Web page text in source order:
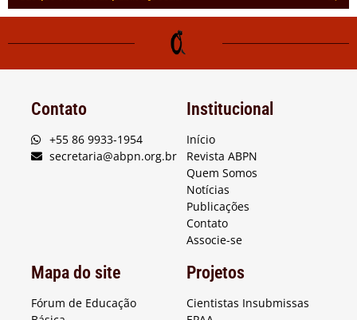
Contato
+55 86 9933-1954
secretaria@abpn.org.br
Institucional
Início
Revista ABPN
Quem Somos
Notícias
Publicações
Contato
Associe-se
Mapa do site
Fórum de Educação
Projetos
Cientistas Insubmissas